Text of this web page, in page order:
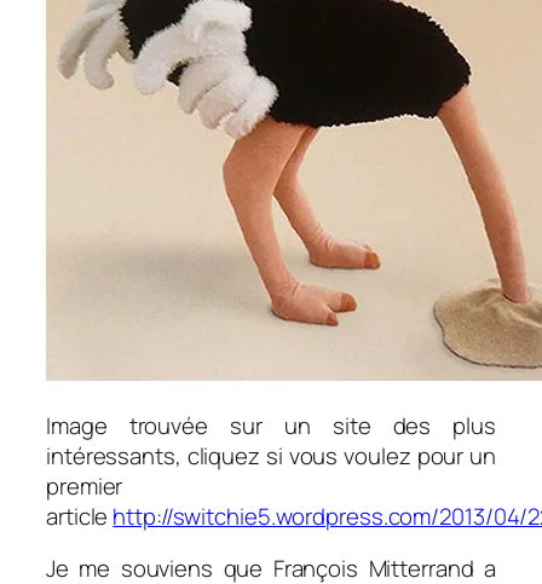
Image trouvée sur un site des plus
intéressants, cliquez si vous voulez pour un
premier
article http://switchie5.wordpress.com/2013/
Je me souviens que François Mitterrand a